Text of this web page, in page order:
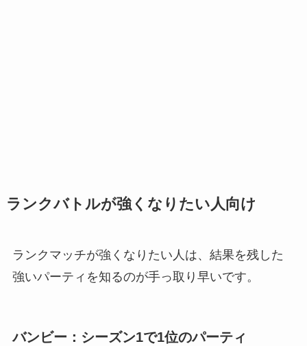
ランクバトルが強くなりたい人向け
ランクマッチが強くなりたい人は、結果を残した
強いパーティを知るのが手っ取り早いです。
バンビー：シーズン1で1位のパーティ